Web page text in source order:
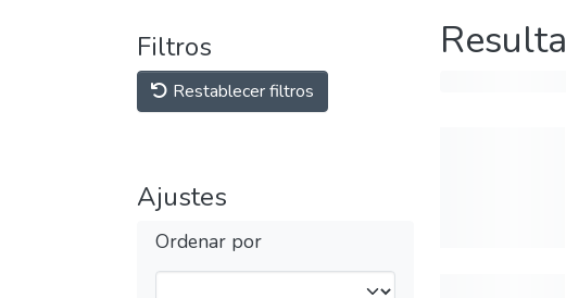
Filtros
Restablecer filtros
Ajustes
Ordenar por